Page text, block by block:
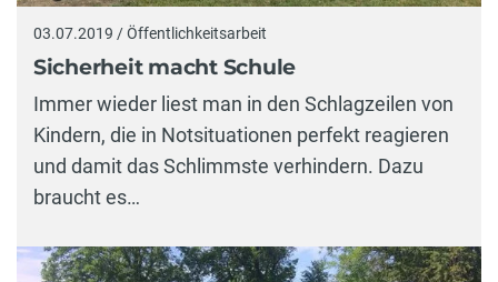
03.07.2019 / Öffentlichkeitsarbeit
Sicherheit macht Schule
Immer wieder liest man in den Schlagzeilen von
Kindern, die in Notsituationen perfekt reagieren
und damit das Schlimmste verhindern. Dazu
braucht es…